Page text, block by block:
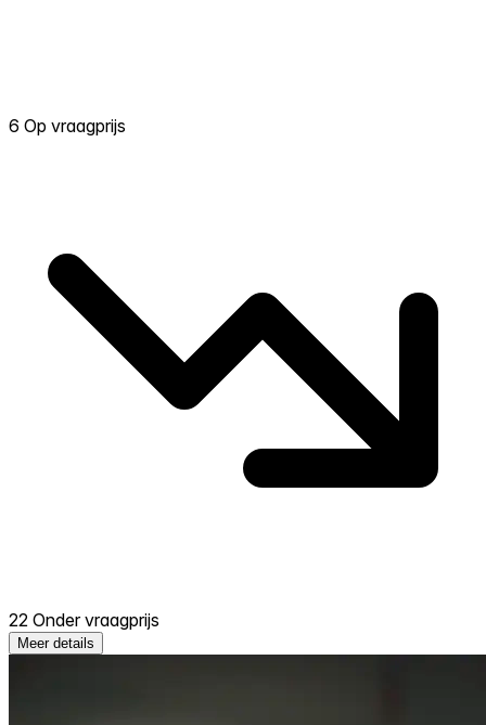
6 Op vraagprijs
22 Onder vraagprijs
Meer details